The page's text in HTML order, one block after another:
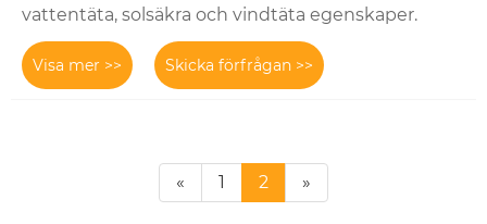
vattentäta, solsäkra och vindtäta egenskaper.
Visa mer >> Skicka förfrågan >>
« 1 2 »